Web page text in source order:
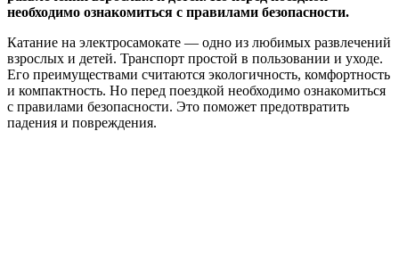
необходимо ознакомиться с правилами безопасности.
Катание на электросамокате ― одно из любимых развлечений
взрослых и детей. Транспорт простой в пользовании и уходе.
Его преимуществами считаются экологичность, комфортность
и компактность. Но перед поездкой необходимо ознакомиться
с правилами безопасности. Это поможет предотвратить
падения и повреждения.